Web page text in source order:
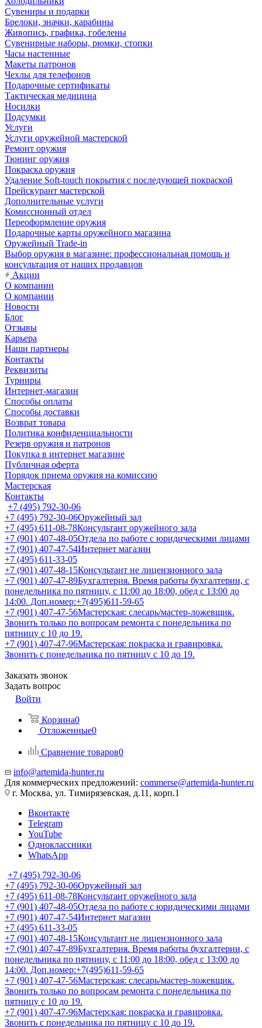
Сувениры и подарки
Брелоки, значки, карабины
Живопись, графика, гобелены
Сувенирные наборы, рюмки, стопки
Часы настенные
Макеты патронов
Чехлы для телефонов
Подарочные сертификаты
Тактическая медицина
Носилки
Подсумки
Услуги
Услуги оружейной мастерской
Ремонт оружия
Тюнинг оружия
Покраска оружия
Удаление Soft-touch покрытия с последующей покраской
Прейскурант мастерской
Дополнительные услуги
Комиссионный отдел
Переоформление оружия
Подарочные карты оружейного магазина
Оружейный Trade-in
Выбор оружия в магазине: профессиональная помощь и
консультация от наших продавцов
Акции
О компании
О компании
Новости
Блог
Отзывы
Карьера
Наши партнеры
Контакты
Реквизиты
Турниры
Интернет-магазин
Способы оплаты
Способы доставки
Возврат товара
Политика конфиденциальности
Резерв оружия и патронов
Покупка в интернет магазине
Публичная оферта
Порядок приема оружия на комиссию
Мастерская
Контакты
+7 (495) 792-30-06
+7 (495) 792-30-06Оружейный зал
+7 (495) 611-08-78Консультант оружейного зала
+7 (901) 407-48-05Отдела по работе с юридическими лицами
+7 (901) 407-47-54Интернет магазин
+7 (495) 611-33-05
+7 (901) 407-48-15Консультант не лицензионного зала
+7 (901) 407-47-89Бухгалтерия. Время работы бухгалтерии, с
понедельника по пятницу, с 11:00 до 18:00, обед с 13:00 до
14:00. Доп.номер:+7(495)611-59-65
+7 (901) 407-47-56Мастерская: слесарь/мастер-ложевщик.
Звонить только по вопросам ремонта с понедельника по
пятницу с 10 до 19.
+7 (901) 407-47-96Мастерская: покраска и гравировка.
Звонить с понедельника по пятницу с 10 до 19.
Заказать звонок
Задать вопрос
Войти
Корзина0
Отложенные0
Сравнение товаров0
info@artemida-hunter.ru
Для коммерческих предложений: commerse@artemida-hunter.ru
г. Москва, ул. Тимирязевская, д.11, корп.1
Вконтакте
Telegram
YouTube
Одноклассники
WhatsApp
+7 (495) 792-30-06
+7 (495) 792-30-06Оружейный зал
+7 (495) 611-08-78Консультант оружейного зала
+7 (901) 407-48-05Отдела по работе с юридическими лицами
+7 (901) 407-47-54Интернет магазин
+7 (495) 611-33-05
+7 (901) 407-48-15Консультант не лицензионного зала
+7 (901) 407-47-89Бухгалтерия. Время работы бухгалтерии, с
понедельника по пятницу, с 11:00 до 18:00, обед с 13:00 до
14:00. Доп.номер:+7(495)611-59-65
+7 (901) 407-47-56Мастерская: слесарь/мастер-ложевщик.
Звонить только по вопросам ремонта с понедельника по
пятницу с 10 до 19.
+7 (901) 407-47-96Мастерская: покраска и гравировка.
Звонить с понедельника по пятницу с 10 до 19.